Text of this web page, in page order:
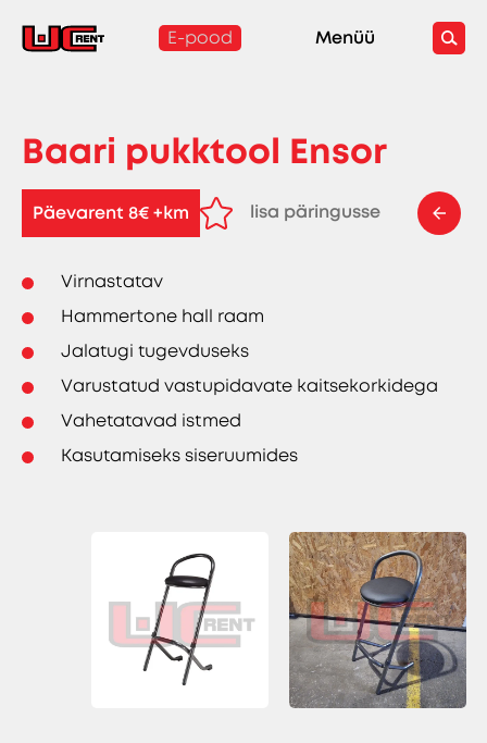
E-pood Menüü
Baari pukktool Ensor
Päevarent 8€ +km
lisa päringusse
Virnastatav
Hammertone hall raam
Jalatugi tugevduseks
Varustatud vastupidavate kaitsekorkidega
Vahetatavad istmed
Kasutamiseks siseruumides